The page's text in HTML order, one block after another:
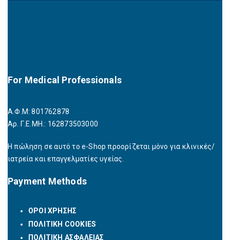
For Medical Professionals
Α.Φ.Μ: 801762878
Αρ. Γ.Ε.ΜΗ.: 162873503000
Η πώληση σε αυτό το e-Shop προορίζεται μόνο για κλινικές/
ιατρεία και επαγγελματίες υγείας.
Payment Methods
ΟΡΟΙ ΧΡΗΣΗΣ
ΠΟΛΙΤΙΚΗ COOKIES
ΠΟΛΙΤΙΚΗ ΑΣΦΑΛΕΙΑΣ